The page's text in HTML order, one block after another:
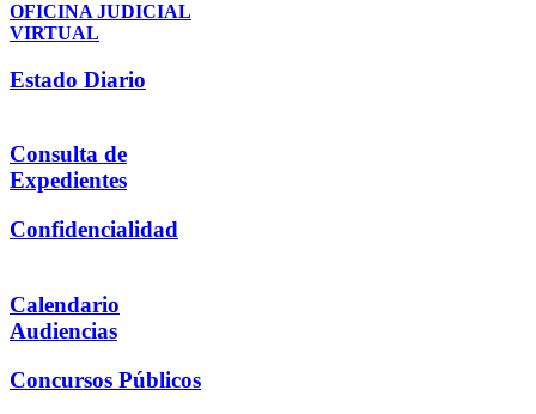
OFICINA JUDICIAL
VIRTUAL
Estado Diario
Consulta de
Expedientes
Confidencialidad
Calendario
Audiencias
Concursos Públicos